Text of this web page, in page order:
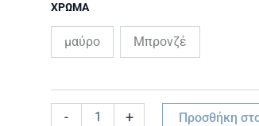
ΧΡΩΜΑ
μαύρο Μπρονζέ
- + Προσθήκη